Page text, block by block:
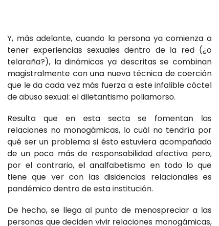
Y, más adelante, cuando la persona ya comienza a
tener experiencias sexuales dentro de la red (¿o
telaraña?), la dinámicas ya descritas se combinan
magistralmente con una nueva técnica de coerción
que le da cada vez más fuerza a este infalible cóctel
de abuso sexual: el diletantismo poliamorso.
Resulta que en esta secta se fomentan las
relaciones no monogámicas, lo cuál no tendría por
qué ser un problema si ésto estuviera acompañado
de un poco más de responsabilidad afectiva pero,
por el contrario, el analfabetismo en todo lo que
tiene que ver con las disidencias relacionales es
pandémico dentro de esta institución.
De hecho, se llega al punto de menospreciar a las
personas que deciden vivir relaciones monogámicas,